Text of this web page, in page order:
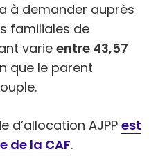
à demander auprès
familiales de
varieentre 43,57
que le parent
d’allocation AJPP est
de la CAF.